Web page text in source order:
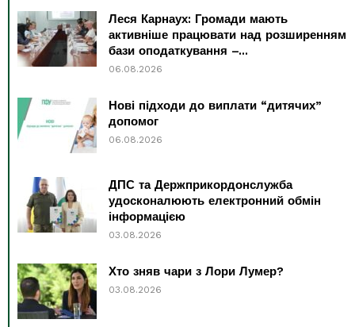
Леся Карнаух: Громади мають
активніше працювати над розширенням
бази оподаткування –...
06.08.2026
Нові підходи до виплати “дитячих”
допомог
06.08.2026
ДПС та Держприкордонслужба
удосконалюють електронний обмін
інформацією
03.08.2026
Хто зняв чари з Лори Лумер?
03.08.2026